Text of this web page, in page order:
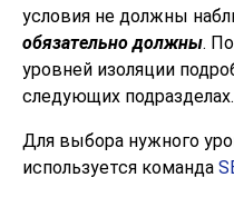
условия не должны
обязательно должны.
уровней изоляции
следующих подразделах.
Для выбора нужного
используется команда